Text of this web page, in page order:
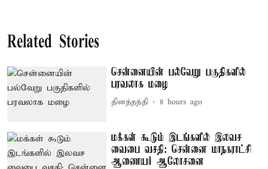
Related Stories
சென்னையின் பல்வேறு பகுதிகளில்
பரவலாக மழை
தினத்தந்தி 8 hours ago
மக்கள் கூடும் இடங்களில் இலவச
வைபை வசதி: சென்னை மாநகராட்சி
ஆணையர் ஆலோசனை